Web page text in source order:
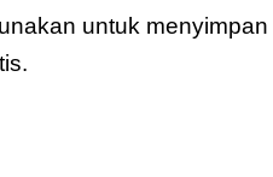
untuk menyimpan